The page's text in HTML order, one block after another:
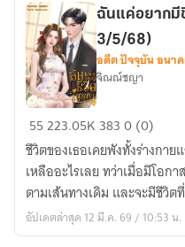
ฉัน
แค่
อยาก
มี
ชีวิต
ที่
ฉันแค่อยากมี
3/5/68)
อดีต ปัจจุบัน อนา
จิณณ์ชญา
55223.05K 3830 (0)
ชีวิตของเธอเคยพังทั้งร่างกา
เหลืออะไรเลย ทว่าเมื่อมีโอก
ตามเส้นทางเดิม และจะมีชีวิ
อัปเดตล่าสุด 12 มี.ค. 69 / 10:53 น.